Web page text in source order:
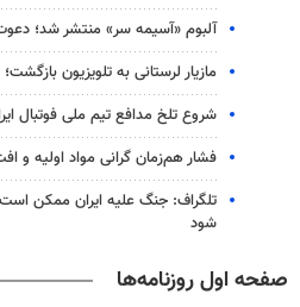
آلبوم «آسیمه سر» منتشر شد؛
مازیار لرستانی به تلویزیون
شروع تلخ مدافع تیم ملی فوتبال
فشار هم‌زمان گرانی مواد اولیه و
تلگراف: جنگ علیه ایران ممکن است
شود
صفحه اول روزنامه‌ها